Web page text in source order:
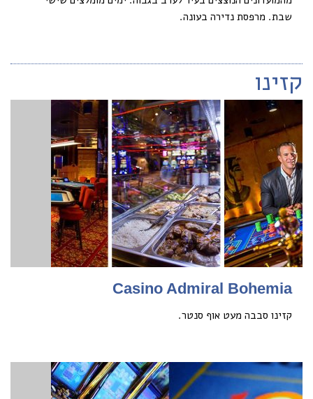
שבת. מרפסת נדירה בעונה.
קזינו
Casino Admiral Bohemia
קזינו סבבה מעט אוף סנטר.